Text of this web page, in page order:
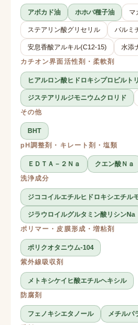
アボカド油 ホホバ種子油 マ
ステアリン酸グリセリル パルミ
安息香酸アルキル(C12-15)
水添
カチオン界面活性剤・柔軟剤
ヒアルロン酸ヒドロキシプロピルト
ジステアリルジモニウムクロリド
その他
BHT
pH調整剤・キレート剤・塩類
ＥＤＴＡ－２Ｎａ
クエン酸Ｎａ
洗浄成分
ジココイルエチルヒドロキシエチル
ジラウロイルグルタミン酸リシンNa
ポリマー・皮膜形成・増粘剤
ポリクオタニウム-104
紫外線吸収剤
メトキシケイヒ酸エチルヘキシル
防腐剤
フェノキシエタノール
メチルパ